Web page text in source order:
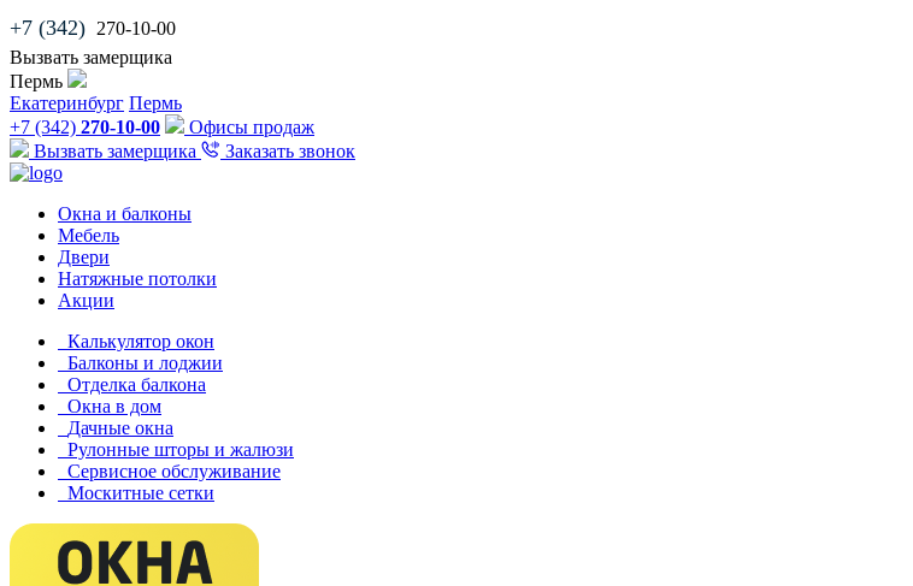
+7 (342) 270-10-00
Вызвать замерщика
Пермь
Екатеринбург Пермь
+7 (342) 270-10-00
Офисы продаж
Вызвать замерщика
Заказать звонок
Окна и балконы
Мебель
Двери
Натяжные потолки
Акции
Калькулятор окон
Балконы и лоджии
Отделка балкона
Окна в дом
Дачные окна
Рулонные шторы и жалюзи
Сервисное обслуживание
Москитные сетки